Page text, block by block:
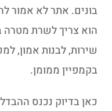
בונים. אתר לא אמור
הוא צריך לשרת מטרה
שירות, לבנות אמון,
בקמפיין ממומן.
כאן בדיוק נכנס